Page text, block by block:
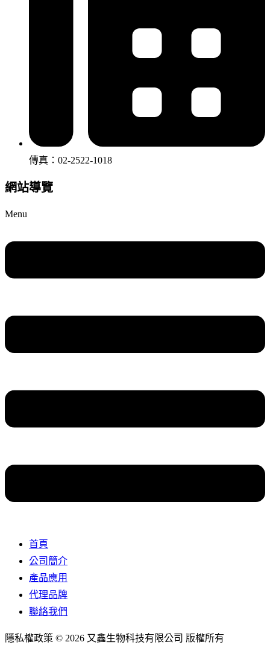
傳真：02-2522-1018
網站導覽
Menu
首頁
公司簡介
產品應用
代理品牌
聯絡我們
隱私權政策 © 2026 又鑫生物科技有限公司 版權所有